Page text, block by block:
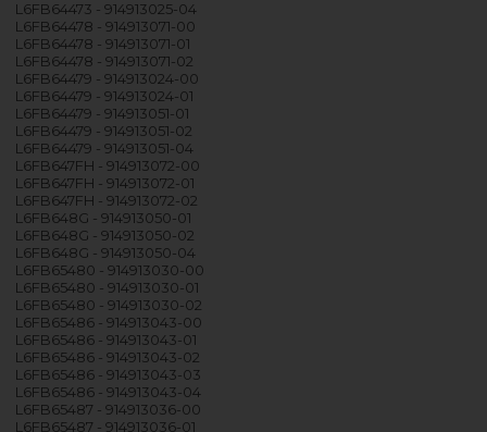
L6FB64473 - 914913025-04
L6FB64478 - 914913071-00
L6FB64478 - 914913071-01
L6FB64478 - 914913071-02
L6FB64479 - 914913024-00
L6FB64479 - 914913024-01
L6FB64479 - 914913051-01
L6FB64479 - 914913051-02
L6FB64479 - 914913051-04
L6FB647FH - 914913072-00
L6FB647FH - 914913072-01
L6FB647FH - 914913072-02
L6FB648G - 914913050-01
L6FB648G - 914913050-02
L6FB648G - 914913050-04
L6FB65480 - 914913030-00
L6FB65480 - 914913030-01
L6FB65480 - 914913030-02
L6FB65486 - 914913043-00
L6FB65486 - 914913043-01
L6FB65486 - 914913043-02
L6FB65486 - 914913043-03
L6FB65486 - 914913043-04
L6FB65487 - 914913036-00
L6FB65487 - 914913036-01